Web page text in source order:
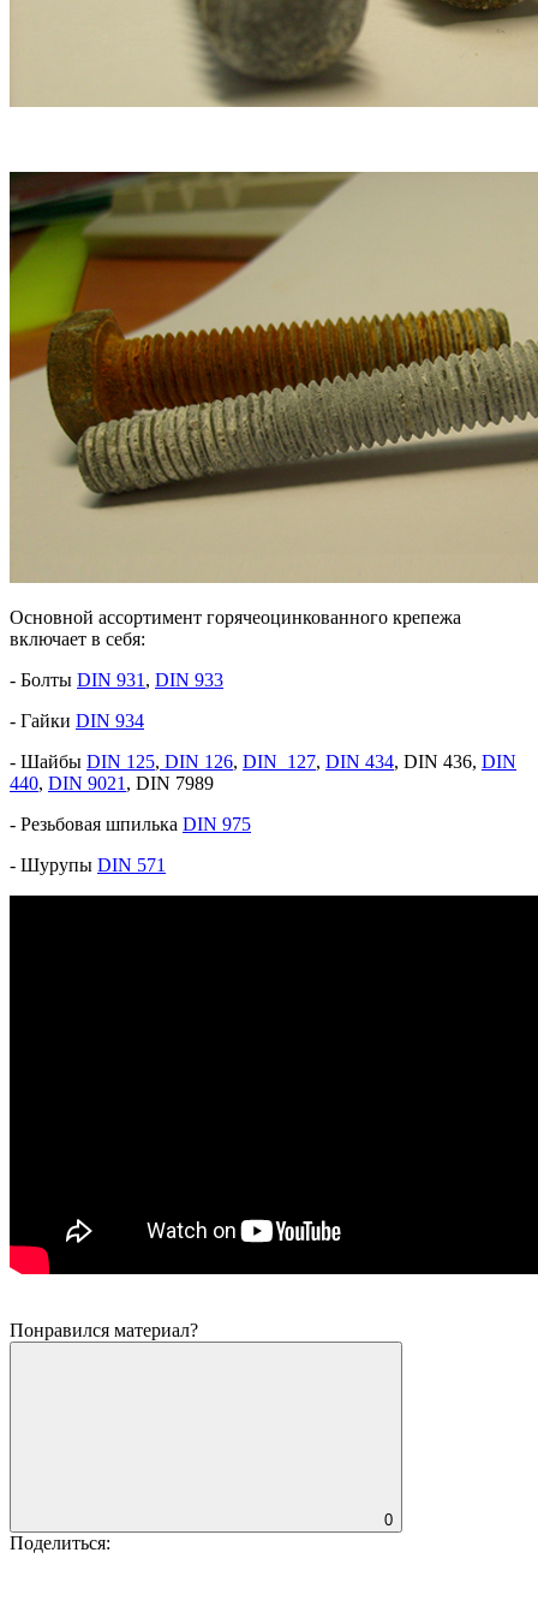
Основной ассортимент горячеоцинкованного крепежа
включает в себя:
- Болты DIN 931 , DIN 933
- Гайки DIN 934
- Шайбы DIN 125, DIN 126, DIN 127, DIN 434, DIN 436, DIN
440, DIN 9021 , DIN 7989
- Резьбовая шпилька DIN 975
- Шурупы DIN 571
Понравился материал?
0
Поделиться: